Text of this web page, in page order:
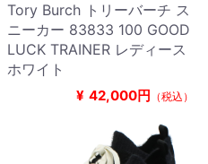
Tory Burch トリーバーチ ス
ニーカー 83833 100 GOOD
LUCK TRAINER レディース
ホワイト
¥ 42,000円 （税込）